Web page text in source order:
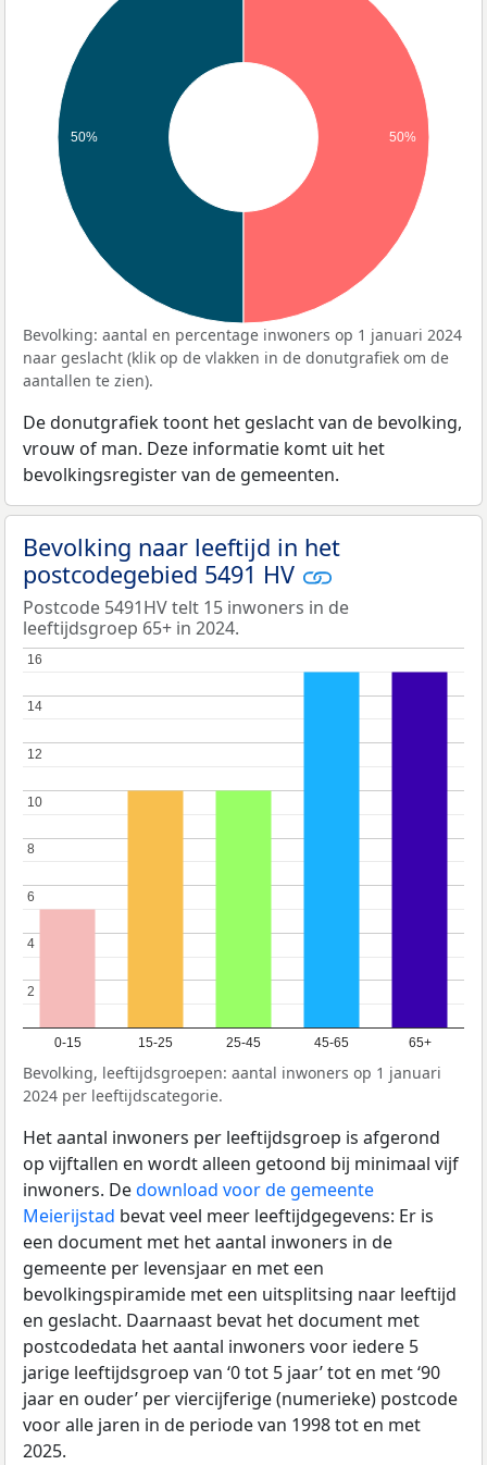
50% 50%
Bevolking: aantal en percentage inwoners op 1 januari 2024
naar geslacht (klik op de vlakken in de donutgrafiek om de
aantallen te zien).
De donutgrafiek toont het geslacht van de bevolking,
vrouw of man. Deze informatie komt uit het
bevolkingsregister van de gemeenten.
Bevolking naar leeftijd in het
postcodegebied 5491 HV
Postcode 5491HV telt 15 inwoners in de
leeftijdsgroep 65+ in 2024.
0-15 15-25 25-45 45-65 65+
2
2
4
4
6
6
8
8
10
10
12
12
14
14
16
16
Bevolking, leeftijdsgroepen: aantal inwoners op 1 januari
2024 per leeftijdscategorie.
Het aantal inwoners per leeftijdsgroep is afgerond
op vijftallen en wordt alleen getoond bij minimaal vijf
inwoners. Dedownload voor de gemeente
Meierijstad bevat veel meer leeftijdgegevens: Er is
een document met het aantal inwoners in de
gemeente per levensjaar en met een
bevolkingspiramide met een uitsplitsing naar leeftijd
en geslacht. Daarnaast bevat het document met
postcodedata het aantal inwoners voor iedere 5
jarige leeftijdsgroep van ‘0 tot 5 jaar’ tot en met ‘90
jaar en ouder’ per viercijferige (numerieke) postcode
voor alle jaren in de periode van 1998 tot en met
2025.